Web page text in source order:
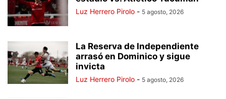
Luz Herrero Pirolo - 5 agosto, 2026
La Reserva de Independiente
arrasó en Dominico y sigue
invicta
Luz Herrero Pirolo - 5 agosto, 2026